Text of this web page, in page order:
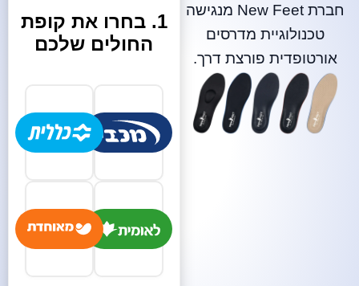
חברת New Feet מנגישה
טכנולוגיית מדרסים
אורטופדית פורצת דרך.
1. בחרו את קופת
החולים שלכם